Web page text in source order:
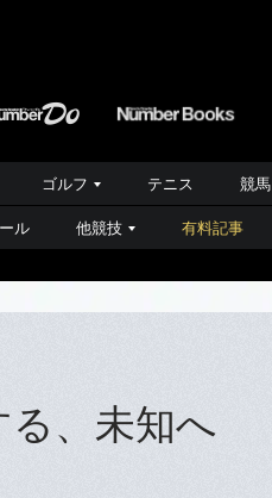
ゴルフ テニス 競馬
ル 他競技 有料記事
、未知へ